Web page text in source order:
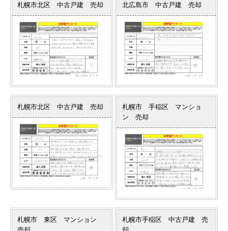
札幌市北区 中古戸建 売却 北広島市 中古戸建 売却
札幌市北区 中古戸建 売却
札幌市 手稲区 マンショ
ン 売却
札幌市 東区 マンション
札幌市手稲区 中古戸建 売